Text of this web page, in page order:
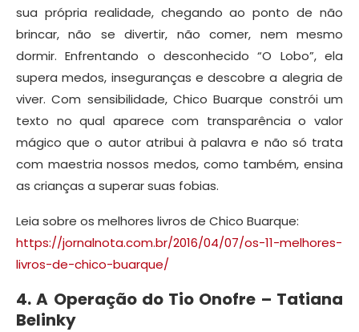
sua própria realidade, chegando ao ponto de não
brincar, não se divertir, não comer, nem mesmo
dormir. Enfrentando o desconhecido “O Lobo”, ela
supera medos, inseguranças e descobre a alegria de
viver. Com sensibilidade, Chico Buarque constrói um
texto no qual aparece com transparência o valor
mágico que o autor atribui à palavra e não só trata
com maestria nossos medos, como também, ensina
as crianças a superar suas fobias.
Leia sobre os melhores livros de Chico Buarque:
https://jornalnota.com.br/2016/04/07/os-11-melhores-
livros-de-chico-buarque/
4. A Operação do Tio Onofre – Tatiana
Belinky